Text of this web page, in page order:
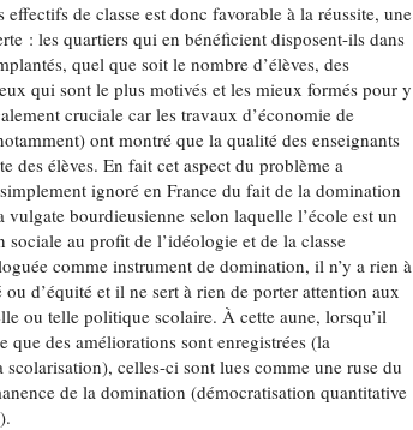
de classe est donc favorable à la réussite, une
: les quartiers qui en bénéficient disposent-ils dans
quel que soit le nombre d’élèves, des
qui sont le plus motivés et les mieux formés pour y
cruciale car les travaux d’économie de
ont montré que la qualité des enseignants
des élèves. En fait cet aspect du problème a
ignoré en France du fait de la domination
vulgate bourdieusienne selon laquelle l’école est un
au profit de l’idéologie et de la classe
comme instrument de domination, il n’y a rien à
ou d’équité et il ne sert à rien de porter attention aux
ou telle politique scolaire. À cette aune, lorsqu’il
que des améliorations sont enregistrées (la
celles-ci sont lues comme une ruse du
de la domination (démocratisation quantitative